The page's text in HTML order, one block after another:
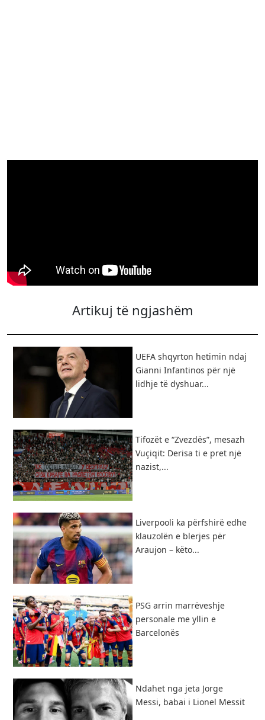
Artikuj të ngjashëm
UEFA shqyrton hetimin ndaj
Gianni Infantinos për një
lidhje të dyshuar...
Tifozët e “Zvezdës”, mesazh
Vuçiqit: Derisa ti e pret një
nazist,...
Liverpooli ka përfshirë edhe
klauzolën e blerjes për
Araujon – këto...
PSG arrin marrëveshje
personale me yllin e
Barcelonës
Ndahet nga jeta Jorge
Messi, babai i Lionel Messit